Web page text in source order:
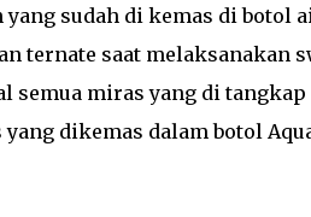
yang sudah di kemas di
ternate saat melaksanakan
semua miras yang di
dikemas dalam botol